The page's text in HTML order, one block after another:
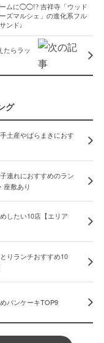
ムに◯◯!? 吉祥寺「ウッド
ズマルシェ」の進化系フル
ンド♩
たらラッ
グ
土産やばらまきにおす
連れにおすすめのラン
座敷あり
したい10店【エリア
りランチおすすめ10
パンケーキTOP9